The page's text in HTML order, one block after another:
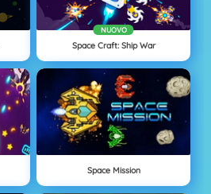
NUOVO
Space Craft: Ship War
Space Mission